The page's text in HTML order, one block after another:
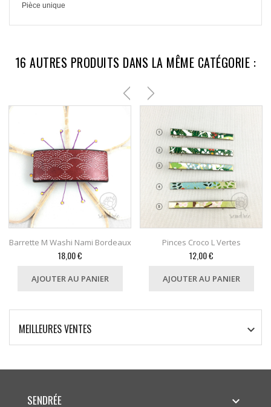
Pièce unique
16 AUTRES PRODUITS DANS LA MÊME CATÉGORIE :
Barrette M Washi Nami Bordeaux
Prix
18,00 €
AJOUTER AU PANIER
Pinces Croco L Vertes
Prix
12,00 €
AJOUTER AU PANIER
MEILLEURES VENTES 
SENDRÉE 